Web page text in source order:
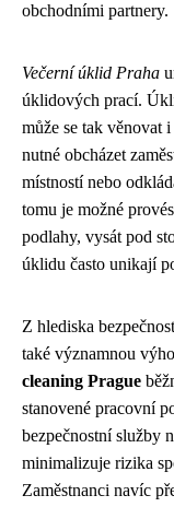
obchodními partnery.
Večerní úklid Praha
úklidových prací.
může se tak věnovat
nutné obcházet
místností nebo
tomu je možné
podlahy, vysát pod
úklidu často unikají
Z hlediska
také významnou
cleaning Prague
stanovené pracovní
bezpečnostní služby
minimalizuje rizika
Zaměstnanci navíc